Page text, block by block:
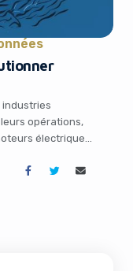
industries
opérations,
électriques
pour propulser